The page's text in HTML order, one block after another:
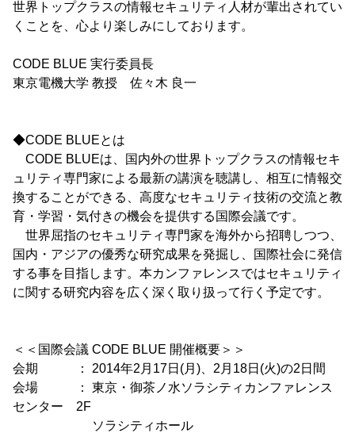
世界トップクラスの情報セキュリティ人材が輩出されてい
くことを、心より楽しみにしております。
CODE BLUE 実行委員長
東京電機大学 教授 佐々木 良一
◆CODE BLUEとは
CODE BLUEは、国内外の世界トップクラスの情報セキ
ュリティ専門家による最新の講演を聴講し、相互に情報交
換することができる、高度なセキュリティ技術の交流と教
育・学習・気付きの機会を提供する国際会議です。
世界屈指のセキュリティ専門家を海外から招聘しつつ、
国内・アジアの優秀な研究成果を発掘し、国際社会に発信
する事を目指します。本カンファレンスではセキュリティ
に関する研究内容を広く深く取り扱って行く予定です。
＜＜国際会議 CODE BLUE 開催概要＞＞
会期 ： 2014年2月17日(月)、2月18日(火)の2日間
会場 ： 東京・御茶ノ水ソラシティカンファレンス
センター 2F
ソラシティホール